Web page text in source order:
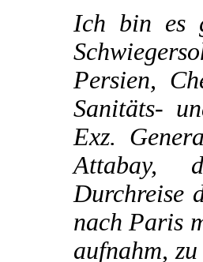
Ich bin es
Persien,
Sanitäts-
Exz.
Attabay,
Durchreise
nach Paris
aufnahm,